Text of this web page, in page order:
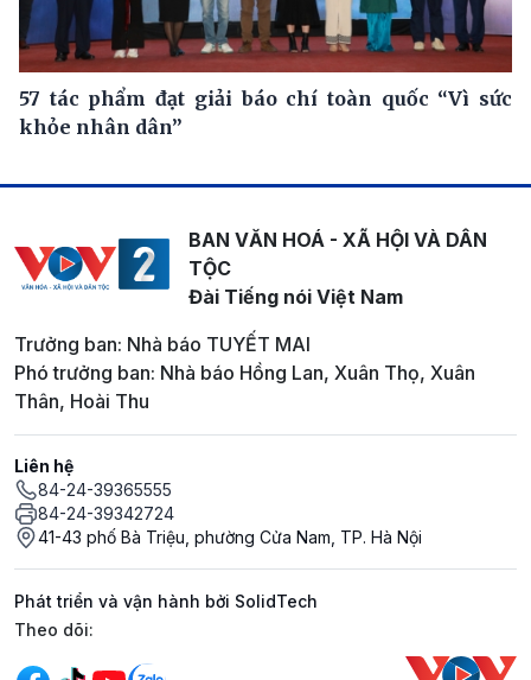
57 tác phẩm đạt giải báo chí toàn quốc “Vì sức
khỏe nhân dân”
BAN VĂN HOÁ - XÃ HỘI VÀ DÂN
TỘC
Đài Tiếng nói Việt Nam
Trưởng ban: Nhà báo TUYẾT MAI
Phó trưởng ban: Nhà báo Hồng Lan, Xuân Thọ, Xuân
Thân, Hoài Thu
Liên hệ
84-24-39365555
84-24-39342724
41-43 phố Bà Triệu, phường Cửa Nam, TP. Hà Nội
Phát triển và vận hành bởi SolidTech
Mạng xã hội
Theo dõi: